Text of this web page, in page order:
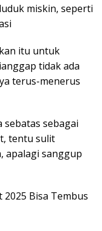
miskin, seperti
itu untuk
tidak ada
terus-menerus
sebatas sebagai
tentu sulit
apalagi sanggup
Bisa Tembus